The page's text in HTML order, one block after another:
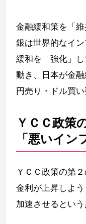
金融緩和策を「
銀は世界的なイ
緩和を「強化」
動き、日本が金
円売り・ドル買い
ＹＣＣ政策
「悪いイン
ＹＣＣ政策の第
金利が上昇しよ
加速させるという